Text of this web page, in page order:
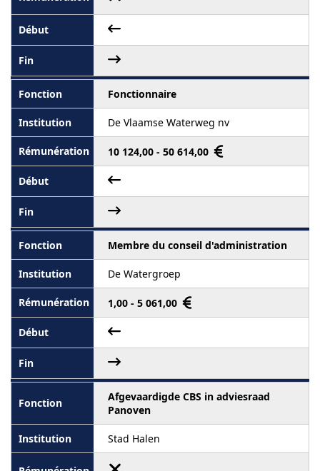
Fonctionnaire
De Vlaamse Waterweg nv
10 124,00 - 50 614,00
Membre du conseil d'administration
De Watergroep
1,00 - 5 061,00
Afgevaardigde CBS in adviesraad
Panoven
Stad Halen